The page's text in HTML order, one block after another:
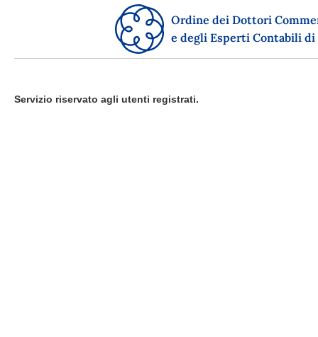
Ordine dei Dottori
e degli Esperti Contabili di
Servizio riservato agli utenti registrati.